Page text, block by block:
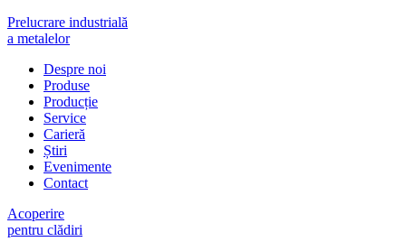
Prelucrare industrială
a metalelor
Despre noi
Produse
Producție
Service
Carieră
Știri
Evenimente
Contact
Acoperire
pentru clădiri